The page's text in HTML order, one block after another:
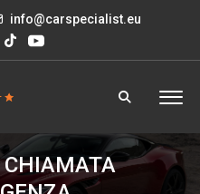
info@carspecialist.eu